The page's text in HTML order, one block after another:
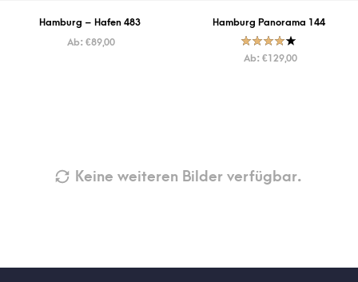
Hamburg – Hafen 483
Ab: €89,00
Hamburg Panorama 144
Bewertet
mit
Ab: €129,00
Keine weiteren Bilder verfügbar.